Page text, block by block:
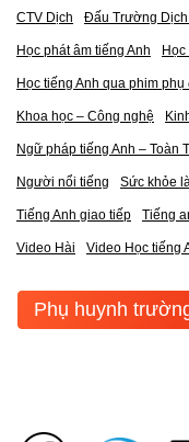
CTV Dịch Đấu Trường Dịch
Học phát âm tiếng Anh Học
Học tiếng Anh qua phim
Khoa học – Công nghệ
Ngữ pháp tiếng Anh – Toàn
Người nổi tiếng Sức khỏe
Tiếng Anh giao tiếp Tiếng
Video Hài Video Học tiếng
Phụ huynh